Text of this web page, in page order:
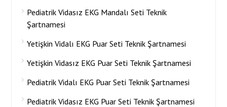
Pediatrik Vidasız EKG Mandalı Seti Teknik
Şartnamesi
Yetişkin Vidalı EKG Puar Seti Teknik Şartnamesi
Yetişkin Vidasız EKG Puar Seti Teknik Şartnamesi
Pediatrik Vidalı EKG Puar Seti Teknik Şartnamesi
Pediatrik Vidasız EKG Puar Seti Teknik Şartnamesi